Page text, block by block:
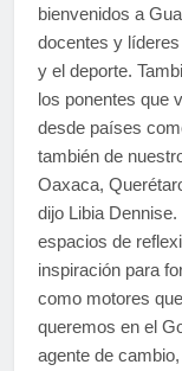
bienvenidos a
docentes y
y el deporte.
los ponentes que
desde países
también de
Oaxaca,
dijo Libia
espacios de
inspiración para
como motores
queremos en el
agente de